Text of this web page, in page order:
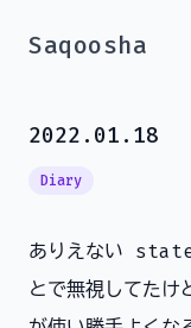
Saqoosha
2022.01.18
Diary
ありえない
とで無視してたけ